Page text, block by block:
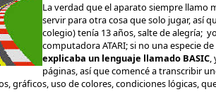
La verdad que el aparato siempre llamo
servir para otra cosa que solo jugar, así
colegio) tenía 13 años, salte de alegría;
computadora ATARI; si no una especie de
explicaba un lenguaje llamado BASIC,
páginas, así que comencé a transcribir
gráficos, uso de colores, condiciones lógicas,